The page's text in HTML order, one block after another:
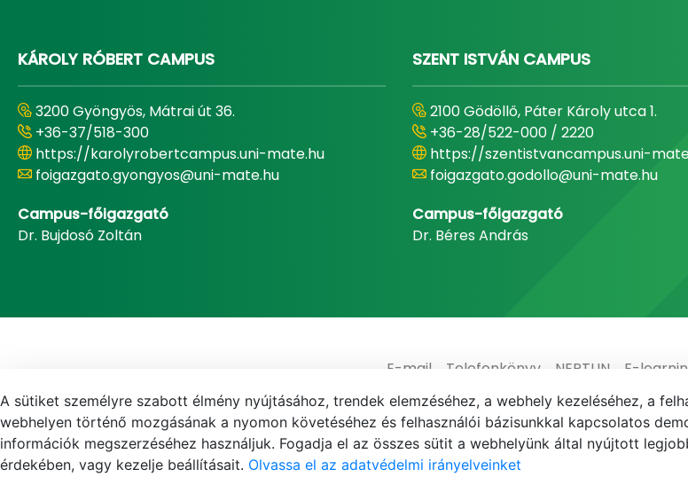
KÁROLY RÓBERT CAMPUS
3200 Gyöngyös, Mátrai út 36.
+36-37/518-300
https://karolyrobertcampus.uni-mate.hu
foigazgato.gyongyos@uni-mate.hu
Campus-főigazgató
Dr. Bujdosó Zoltán
SZENT ISTVÁN CAMPUS
2100 Gödöllő, Páter Károly utca 1.
+36-28/522-000 / 2220
https://szentistvancampus.uni-
foigazgato.godollo@uni-mate.hu
Campus-főigazgató
Dr. Béres András
E-mail Telefonkönyv NEPTUN E-
A sütiket személyre szabott élmény nyújtásához, trendek elemzéséhez, a webhely kezeléséhez, a
webhelyen történő mozgásának a nyomon követéséhez és felhasználói bázisunkkal kapcsolatos
információk megszerzéséhez használjuk. Fogadja el az összes sütit a webhelyünk által nyújtott
érdekében, vagy kezelje beállításait. Olvassa el az adatvédelmi irányelveinket